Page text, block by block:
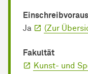
Ja
(Zur
Fakultät
Kunst- und